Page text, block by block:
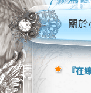
關於
『在